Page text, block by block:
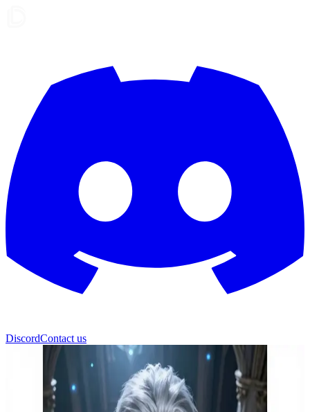
DiscordContact us